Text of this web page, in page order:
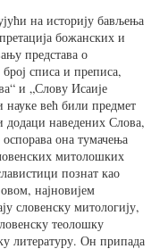
на историју бављења
божанских и
представа о
списа и преписа,
и „Слову Исаије
науке већ били предмет
додаци наведених Слова,
она тумачења
митолошких
познат као
најновијем
словенску митологију,
теолошку
литературу. Он припада